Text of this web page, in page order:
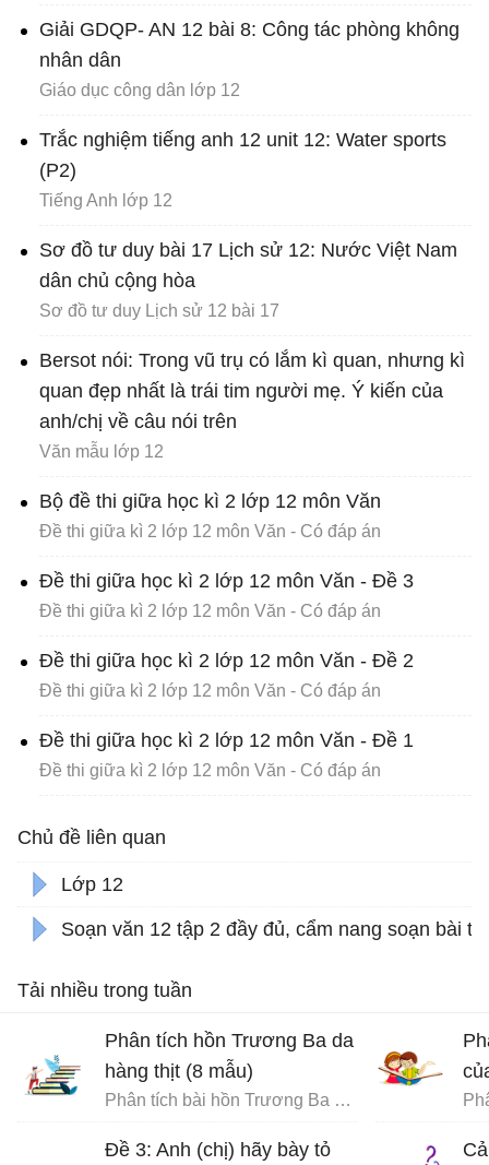
Giải GDQP- AN 12 bài 8: Công tác phòng không
nhân dân
Giáo dục công dân lớp 12
Trắc nghiệm tiếng anh 12 unit 12: Water sports
(P2)
Tiếng Anh lớp 12
Sơ đồ tư duy bài 17 Lịch sử 12: Nước Việt Nam
dân chủ cộng hòa
Sơ đồ tư duy Lịch sử 12 bài 17
Bersot nói: Trong vũ trụ có lắm kì quan, nhưng kì
quan đẹp nhất là trái tim người mẹ. Ý kiến của
anh/chị về câu nói trên
Văn mẫu lớp 12
Bộ đề thi giữa học kì 2 lớp 12 môn Văn
Đề thi giữa kì 2 lớp 12 môn Văn - Có đáp án
Đề thi giữa học kì 2 lớp 12 môn Văn - Đề 3
Đề thi giữa kì 2 lớp 12 môn Văn - Có đáp án
Đề thi giữa học kì 2 lớp 12 môn Văn - Đề 2
Đề thi giữa kì 2 lớp 12 môn Văn - Có đáp án
Đề thi giữa học kì 2 lớp 12 môn Văn - Đề 1
Đề thi giữa kì 2 lớp 12 môn Văn - Có đáp án
Chủ đề liên quan
Lớp 12
Soạn văn 12 tập 2 đầy đủ, cẩm nang soạn bài từ
Tải nhiều trong tuần
Phân tích hồn Trương Ba da
hàng thịt (8 mẫu)
Phân tích bài hồn Trương Ba da hàng thịt - Văn mẫu 12
Đề 3: Anh (chị) hãy bày tỏ